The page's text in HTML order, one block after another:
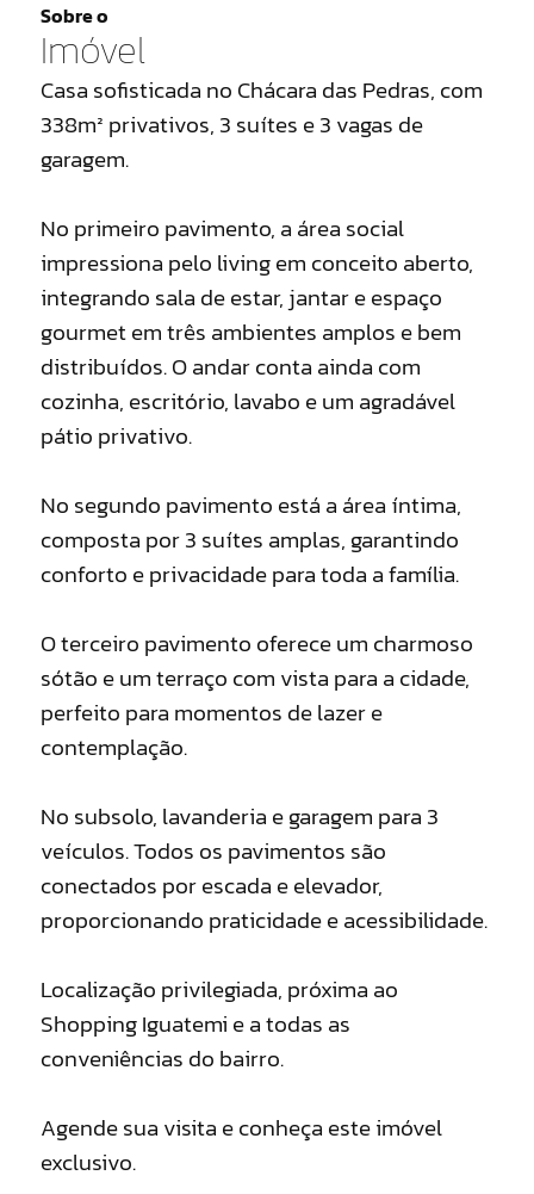
Sobre o
Imóvel
Casa sofisticada no Chácara das Pedras, com
338m² privativos, 3 suítes e 3 vagas de
garagem.
No primeiro pavimento, a área social
impressiona pelo living em conceito aberto,
integrando sala de estar, jantar e espaço
gourmet em três ambientes amplos e bem
distribuídos. O andar conta ainda com
cozinha, escritório, lavabo e um agradável
pátio privativo.
No segundo pavimento está a área íntima,
composta por 3 suítes amplas, garantindo
conforto e privacidade para toda a família.
O terceiro pavimento oferece um charmoso
sótão e um terraço com vista para a cidade,
perfeito para momentos de lazer e
contemplação.
No subsolo, lavanderia e garagem para 3
veículos. Todos os pavimentos são
conectados por escada e elevador,
proporcionando praticidade e acessibilidade.
Localização privilegiada, próxima ao
Shopping Iguatemi e a todas as
conveniências do bairro.
Agende sua visita e conheça este imóvel
exclusivo.